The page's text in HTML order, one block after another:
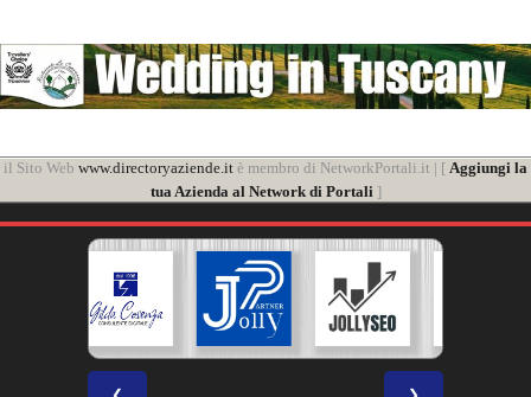
il Sito Web www.directoryaziende.it è membro di NetworkPortali.it | [ Aggiungi la
tua Azienda al Network di Portali]